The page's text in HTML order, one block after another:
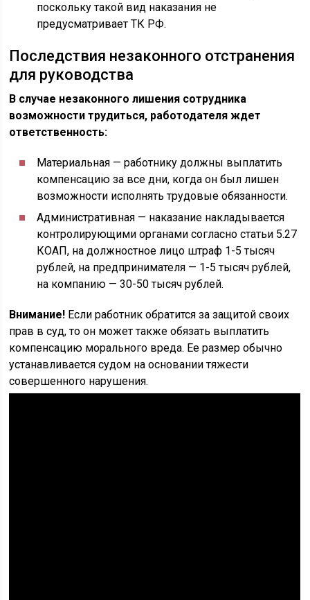
поскольку такой вид наказания не
предусматривает ТК РФ.
Последствия незаконного отстранения
для руководства
В случае незаконного лишения сотрудника
возможности трудиться, работодателя ждет
ответственность:
Материальная — работнику должны выплатить
компенсацию за все дни, когда он был лишен
возможности исполнять трудовые обязанности.
Административная — наказание накладывается
контролирующими органами согласно статьи 5.27
КОАП, на должностное лицо штраф 1-5 тысяч
рублей, на предпринимателя — 1-5 тысяч рублей,
на компанию — 30-50 тысяч рублей.
Внимание! Если работник обратится за защитой своих
прав в суд, то он может также обязать выплатить
компенсацию морального вреда. Ее размер обычно
устанавливается судом на основании тяжести
совершенного нарушения.